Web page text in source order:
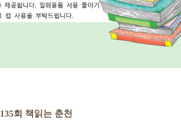
135회 책읽는 춘천